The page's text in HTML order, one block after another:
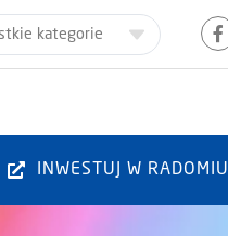
kategorie
INWESTUJ W RADOMIU